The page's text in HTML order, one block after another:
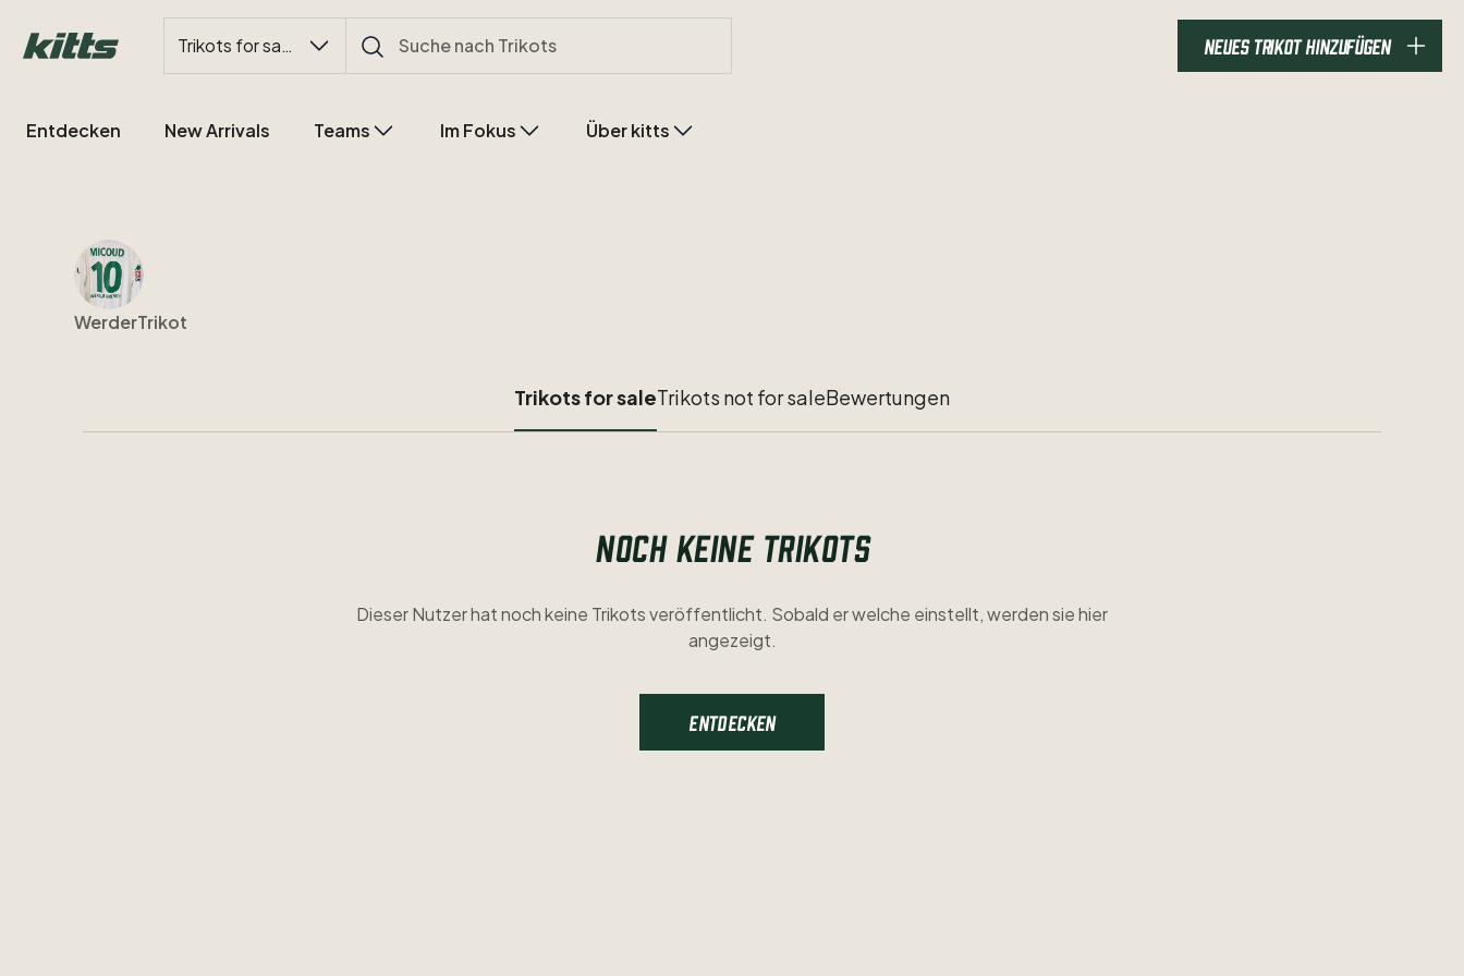
Trikots for sale NEUES TRIKOT HINZUFÜGEN
Entdecken New Arrivals Teams Im Fokus Über kitts
WerderTrikot
Trikots for saleTrikots not for saleBewertungen
NOCH KEINE TRIKOTS
Dieser Nutzer hat noch keine Trikots veröffentlicht. Sobald er welche einstellt, werden sie hier
angezeigt.
ENTDECKEN